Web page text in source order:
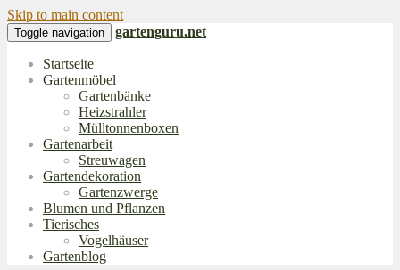
Skip to main content
Toggle navigation gartenguru.net
Startseite
Gartenmöbel
Gartenbänke
Heizstrahler
Mülltonnenboxen
Gartenarbeit
Streuwagen
Gartendekoration
Gartenzwerge
Blumen und Pflanzen
Tierisches
Vogelhäuser
Gartenblog